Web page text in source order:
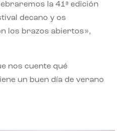
la 41ª edición
decano y os
los brazos abiertos»,
nos cuente qué
un buen día de verano